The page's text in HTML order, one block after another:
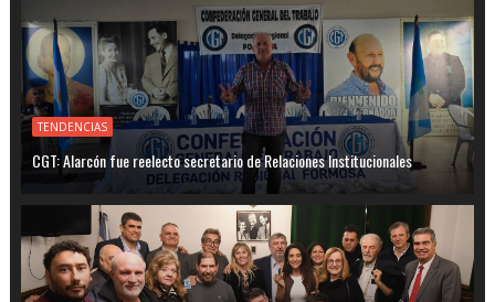
TENDENCIAS
CGT: Alarcón fue reelecto secretario de Relaciones Institucionales